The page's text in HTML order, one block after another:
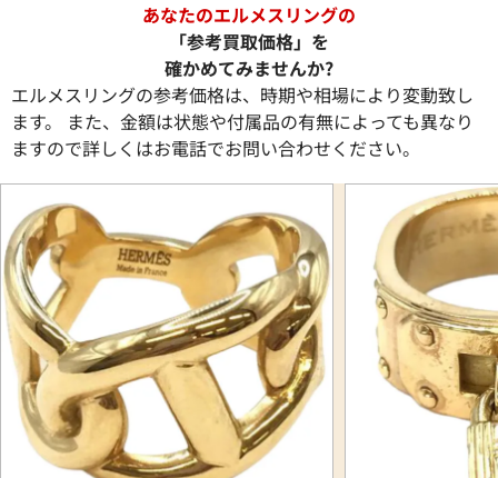
あなたのエルメスリングの
「参考買取価格」を
確かめてみませんか?
エルメスリングの参考価格は、時期や相場により変動致し
ます。 また、金額は状態や付属品の有無によっても異なり
ますので詳しくはお電話でお問い合わせください。